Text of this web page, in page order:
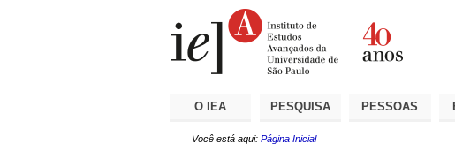
O IEA PESQUISA PESSOAS
Você está aqui: Página Inicial